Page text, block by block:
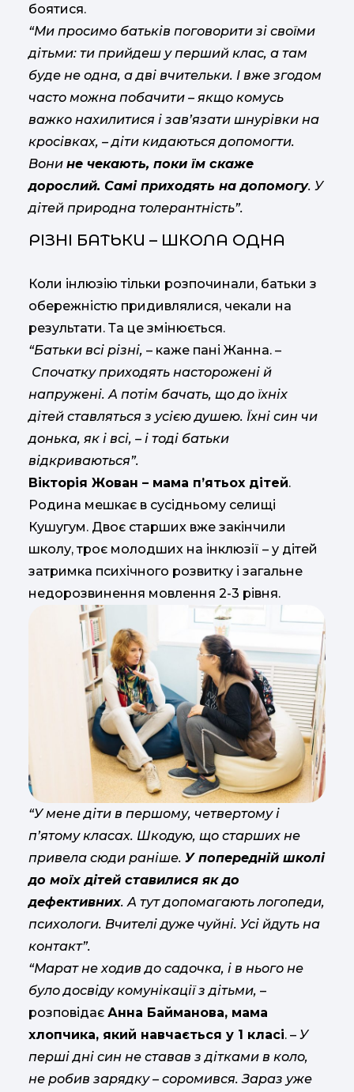
боятися.
“Ми просимо батьків поговорити зі своїми
дітьми: ти прийдеш у перший клас, а там
буде не одна, а дві вчительки. І вже згодом
часто можна побачити – якщо комусь
важко нахилитися і зав’язати шнурівки на
кросівках, – діти кидаються допомогти.
Вони не чекають, поки їм скаже
дорослий. Самі приходять на допомогу. У
дітей природна толерантність”.
РІЗНІ БАТЬКИ – ШКОЛА ОДНА
Коли інлюзію тільки розпочинали, батьки з
обережністю придивлялися, чекали на
результати. Та це змінюється.
“Батьки всі різні, – каже пані Жанна. –
Спочатку приходять насторожені й
напружені. А потім бачать, що до їхніх
дітей ставляться з усією душею. Їхні син чи
донька, як і всі, – і тоді батьки
відкриваються”.
Вікторія Жован – мама п’ятьох дітей.
Родина мешкає в сусідньому селищі
Кушугум. Двоє старших вже закінчили
школу, троє молодших на інклюзії – у дітей
затримка психічного розвитку і загальне
недорозвинення мовлення 2-3 рівня.
“У мене діти в першому, четвертому і
п’ятому класах. Шкодую, що старших не
привела сюди раніше. У попередній школі
до моїх дітей ставилися як до
дефективних. А тут допомагають логопеди,
психологи. Вчителі дуже чуйні. Усі йдуть на
контакт”.
“Марат не ходив до садочка, і в нього не
було досвіду комунікації з дітьми, –
розповідає Анна Байманова, мама
хлопчика, який навчається у 1 класі. – У
перші дні син не ставав з дітками в коло,
не робив зарядку – соромився. Зараз уже